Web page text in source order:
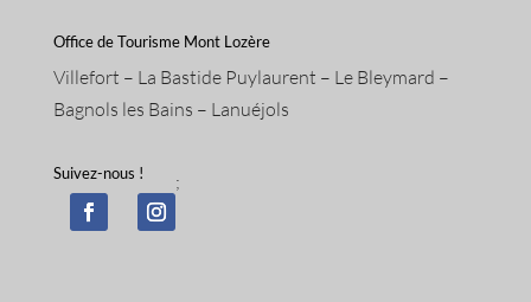
Office de Tourisme Mont Lozère
Villefort – La Bastide Puylaurent – Le Bleymard –
Bagnols les Bains – Lanuéjols
Suivez-nous ! ;